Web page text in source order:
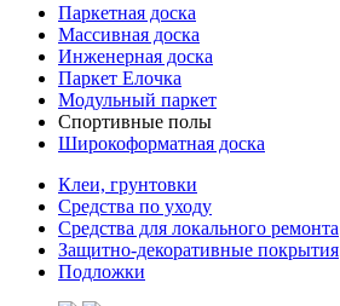
Паркетная доска
Массивная доска
Инженерная доска
Паркет Елочка
Модульный паркет
Спортивные полы
Широкоформатная доска
Клеи, грунтовки
Средства по уходу
Средства для локального ремонта
Защитно-декоративные покрытия
Подложки